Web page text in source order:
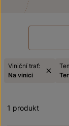
Viniční trať:
Na vinici
1 produkt